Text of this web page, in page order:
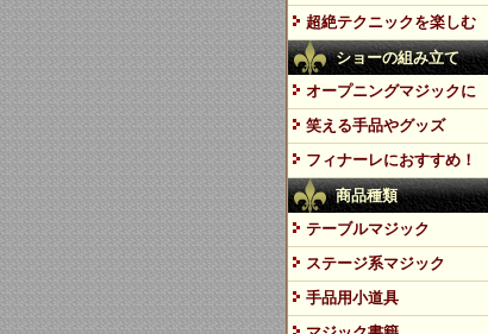
超絶テクニックを楽しむ
ショーの組み立て
オープニングマジックに
笑える手品やグッズ
フィナーレにおすすめ！
商品種類
テーブルマジック
ステージ系マジック
手品用小道具